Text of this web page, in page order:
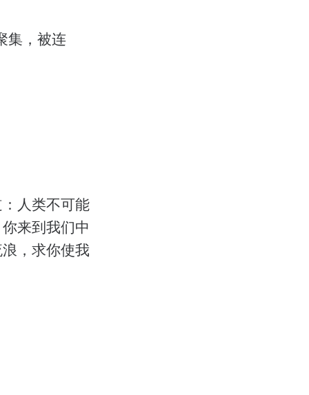
集，被连
人类不可能
来到我们中
，求你使我